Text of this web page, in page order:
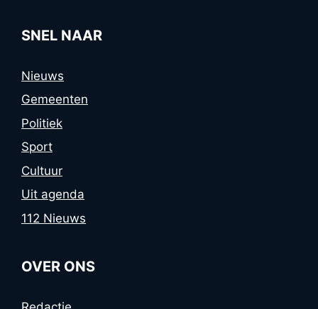
SNEL NAAR
Nieuws
Gemeenten
Politiek
Sport
Cultuur
Uit agenda
112 Nieuws
OVER ONS